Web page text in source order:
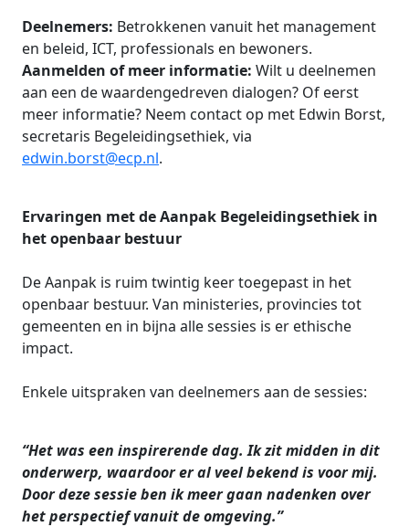
Deelnemers: Betrokkenen vanuit het management
en beleid, ICT, professionals en bewoners.
Aanmelden of meer informatie: Wilt u deelnemen
aan een de waardengedreven dialogen? Of eerst
meer informatie? Neem contact op met Edwin Borst,
secretaris Begeleidingsethiek, via
edwin.borst@ecp.nl.
Ervaringen met de Aanpak Begeleidingsethiek in
het openbaar bestuur
De Aanpak is ruim twintig keer toegepast in het
openbaar bestuur. Van ministeries, provincies tot
gemeenten en in bijna alle sessies is er ethische
impact.
Enkele uitspraken van deelnemers aan de sessies:
“Het was een inspirerende dag. Ik zit midden in dit
onderwerp, waardoor er al veel bekend is voor mij.
Door deze sessie ben ik meer gaan nadenken over
het perspectief vanuit de omgeving.”